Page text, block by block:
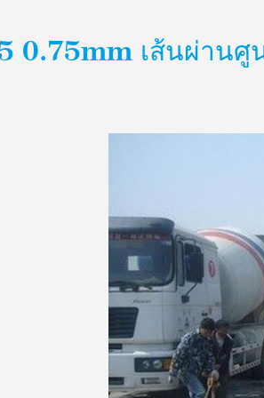
0.75mm เส้นผ่าน